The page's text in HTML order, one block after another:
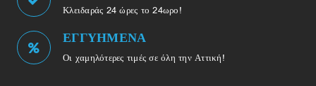
Κλειδαράς 24 ώρες το 24ωρο!
ΕΓΓΥΗΜΕΝΑ
Οι χαμηλότερες τιμές σε όλη την Αττική!